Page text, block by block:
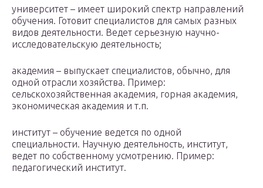
университет – имеет широкий спектр направлений
обучения. Готовит специалистов для самых разных
видов деятельности. Ведет серьезную научно-
исследовательскую деятельность;
академия – выпускает специалистов, обычно, для
одной отрасли хозяйства. Пример:
сельскохозяйственная академия, горная академия,
экономическая академия и т.п.
институт – обучение ведется по одной
специальности. Научную деятельность, институт,
ведет по собственному усмотрению. Пример:
педагогический институт.